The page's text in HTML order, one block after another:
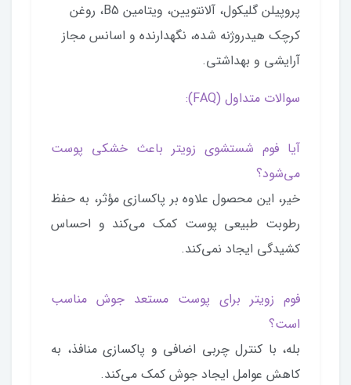
پروپیلن گلیکول، آلانتویین، ویتامین B5، روغن
کرچک هیدروژنه شده، نگهدارنده و اسانس مجاز
آرایشی و بهداشتی.
سوالات متداول (FAQ):
آیا فوم شستشوی زویتر باعث خشکی پوست
می‌شود؟
خیر، این محصول علاوه بر پاکسازی مؤثر، به حفظ
رطوبت طبیعی پوست کمک می‌کند و احساس
کشیدگی ایجاد نمی‌کند.
فوم زویتر برای پوست مستعد جوش مناسب
است؟
بله، با کنترل چربی اضافی و پاکسازی منافذ، به
کاهش عوامل ایجاد جوش کمک می‌کند.